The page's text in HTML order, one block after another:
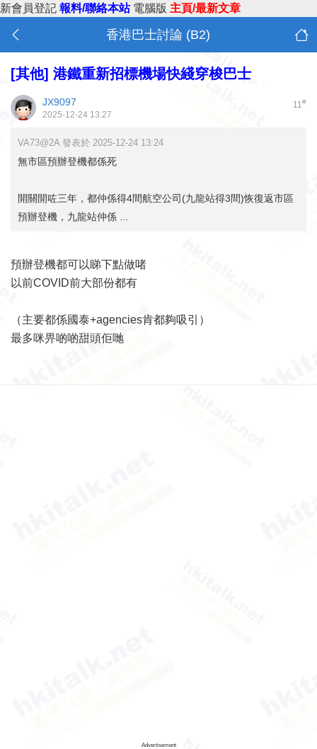
新會員登記 報料/聯絡本站 電腦版 主頁/最新文章
香港巴士討論 (B2)
[其他] 港鐵重新招標機場快綫穿梭巴士
11#
JX9097
2025-12-24 13:27
VA73@2A 發表於 2025-12-24 13:24
無市區預辦登機都係死
開關開咗三年，都仲係得4間航空公司(九龍站得3間)恢復返市區
預辦登機，九龍站仲係 ...
預辦登機都可以睇下點做啫
以前COVID前大部份都有
（主要都係國泰+agencies肯都夠吸引）
最多咪畀啲啲甜頭佢哋
Advertisement